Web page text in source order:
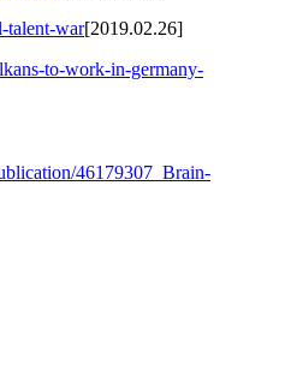
talent-war[2019.02.26]
to-work-in-germany-
46179307_Brain-